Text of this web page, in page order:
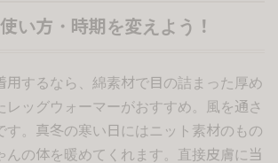
い方・時期を変えよう！
用するなら、綿素材で目の詰まった厚め
レッグウォーマーがおすすめ。風を通さ
す。真冬の寒い日にはニット素材のもの
んの体を暖めてくれます。直接皮膚に当